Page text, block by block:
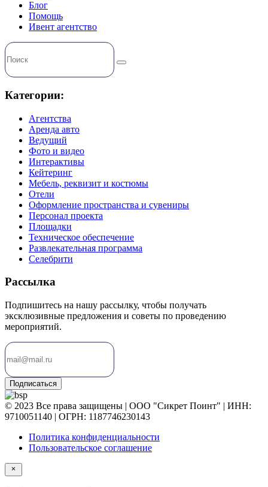
Блог
Помощь
Ивент агентство
Категории:
Агентства
Аренда авто
Ведущий
Фото и видео
Интерактивы
Кейтеринг
Мебель, реквизит и костюмы
Отели
Оформление пространства и сувениры
Персонал проекта
Площадки
Техническое обеспечение
Развлекательная программа
Селебрити
Рассылка
Подпишитесь на нашу рассылку, чтобы получать
эксклюзивные предложения и советы по проведению
мероприятий.
Подписаться
© 2023 Все права защищены | ООО "Сикрет Поинт" | ИНН:
9710051140 | ОГРН: 1187746230143
Политика конфиденциальности
Пользовательское соглашение